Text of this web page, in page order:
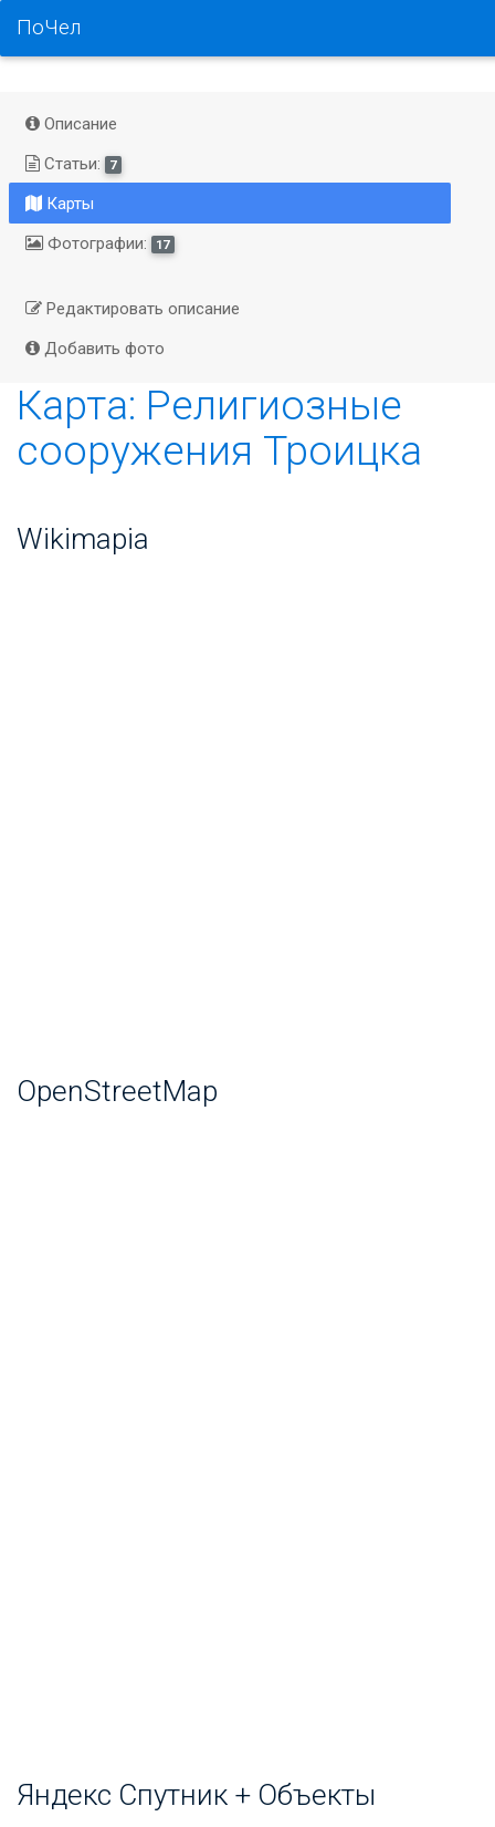
ПоЧел
Описание
Статьи:
7
Карты
Фотографии:
17
Редактировать описание
Добавить фото
Карта: Религиозные
сооружения Троицка
Wikimapia
OpenStreetMap
Яндекс Спутник + Объекты